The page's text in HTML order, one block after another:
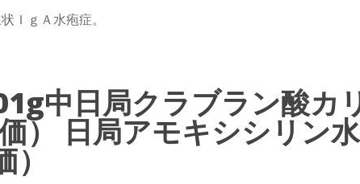
ＩｇＡ水疱症。
中日局クラブラン酸カ
） 日局アモキシシリン